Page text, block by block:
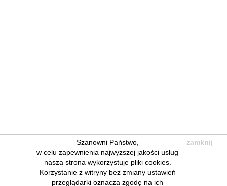
Szanowni Państwo,
w celu zapewnienia najwyższej jakości usług
nasza strona wykorzystuje pliki cookies.
Korzystanie z witryny bez zmiany ustawień
przeglądarki oznacza zgodę na ich
zamknij